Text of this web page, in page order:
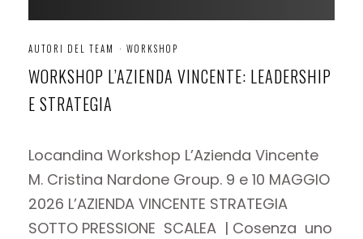
AUTORI DEL TEAM · WORKSHOP
WORKSHOP L’AZIENDA VINCENTE: LEADERSHIP
E STRATEGIA
Locandina Workshop L’Azienda Vincente
M. Cristina Nardone Group. 9 e 10 MAGGIO
2026 L’AZIENDA VINCENTE STRATEGIA
SOTTO PRESSIONE SCALEA | Cosenza uno